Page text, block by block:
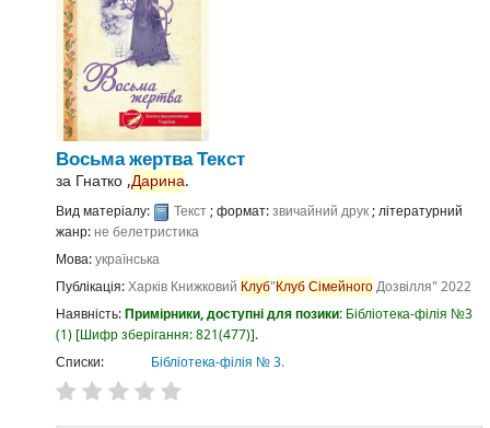
Восьма жертваТекст
за Гнатко ,Дарина.
Вид матеріалу: Текст; формат:звичайний друк; літературний
жанр:не белетристика
Мова:українська
Публікація:Харків Книжковий Клуб"КлубСімейногоДозвілля" 2022
Наявність:Примірники, доступні для позики: Бібліотека-філія №3
(1) Шифр зберігання:821(477) .
Списки:
Бібліотека-філія № 3.